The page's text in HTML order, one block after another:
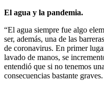
El agua y la pandemia.
“El agua siempre fue algo
ser, además, una de las
de coronavirus. En primer
lavado de manos, se
entendió que si no tenemos
consecuencias bastante graves.